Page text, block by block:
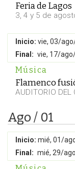
Feria de Lagos
3, 4 y 5 de
Inicio: vie, 03/
Final: vie, 17/
Música
Flamenco
AUDITORIO DEL
Ago / 01
Inicio: mié, 01/
Final: mié, 29/